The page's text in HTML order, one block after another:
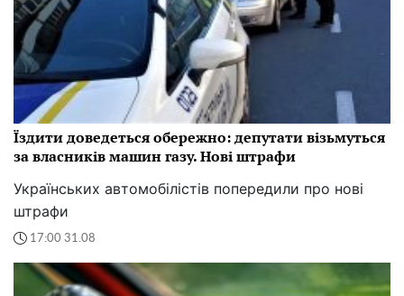
Їздити доведеться обережно: депутати візьмуться
за власників машин газу. Нові штрафи
Українських автомобілістів попередили про нові
штрафи
17:00 31.08